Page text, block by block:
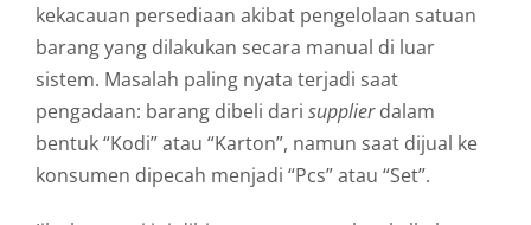
kekacauan persediaan akibat pengelolaan satuan
barang yang dilakukan secara manual di luar
sistem. Masalah paling nyata terjadi saat
pengadaan: barang dibeli dari supplierdalam
bentuk “Kodi” atau “Karton”, namun saat dijual ke
konsumen dipecah menjadi “Pcs” atau “Set”.